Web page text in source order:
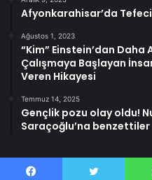
Afyonkarahisar’da
Ağustos 1, 2023
“Kim” Einstein’dan Daha
Çalışmaya Başlayan
Veren Hikayesi
Temmuz 14, 2025
Gençlik pozu olay oldu!
Saraçoğlu’na benzettiler